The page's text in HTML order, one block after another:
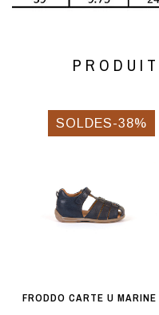
SOLDES-38%
FRODDO CARTE U MARINE